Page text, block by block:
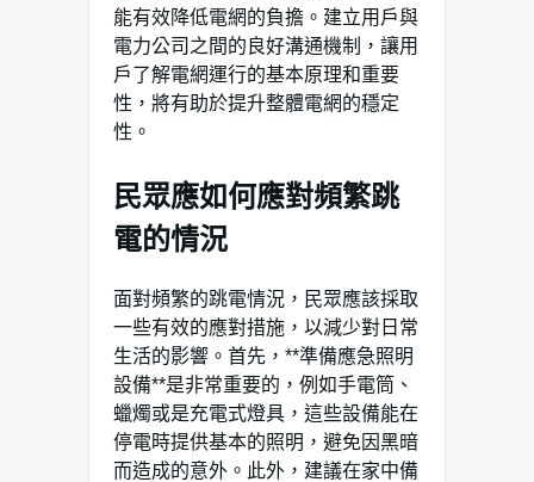
能有效降低電網的負擔。建立用戶與
電力公司之間的良好溝通機制，讓用
戶了解電網運行的基本原理和重要
性，將有助於提升整體電網的穩定
性。
民眾應如何應對頻繁跳
電的情況
面對頻繁的跳電情況，民眾應該採取
一些有效的應對措施，以減少對日常
生活的影響。首先，**準備應急照明
設備**是非常重要的，例如手電筒、
蠟燭或是充電式燈具，這些設備能在
停電時提供基本的照明，避免因黑暗
而造成的意外。此外，建議在家中備